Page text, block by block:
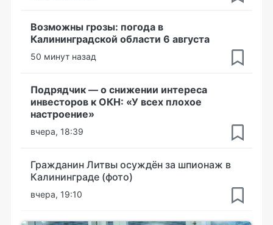
Возможны грозы: погода в
Калининградской области 6 августа
50 минут назад
Подрядчик — о снижении интереса
инвесторов к ОКН: «У всех плохое
настроение»
вчера, 18:39
Гражданин Литвы осуждён за шпионаж в
Калининграде (фото)
вчера, 19:10